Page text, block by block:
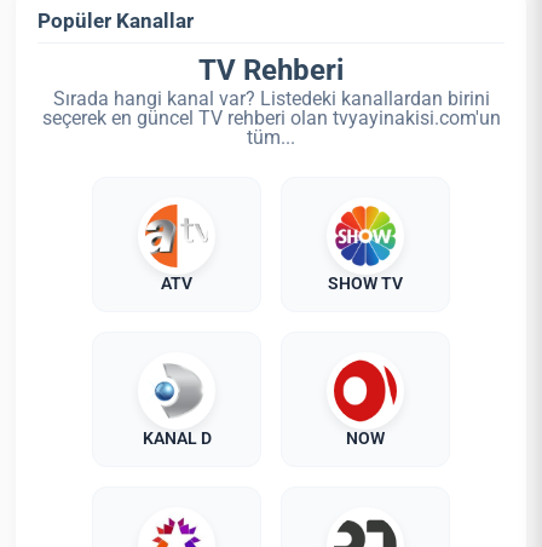
Popüler Kanallar
TV Rehberi
Sırada hangi kanal var? Listedeki kanallardan birini
seçerek en güncel TV rehberi olan tvyayinakisi.com'un
tüm...
ATV SHOW TV
KANAL D NOW